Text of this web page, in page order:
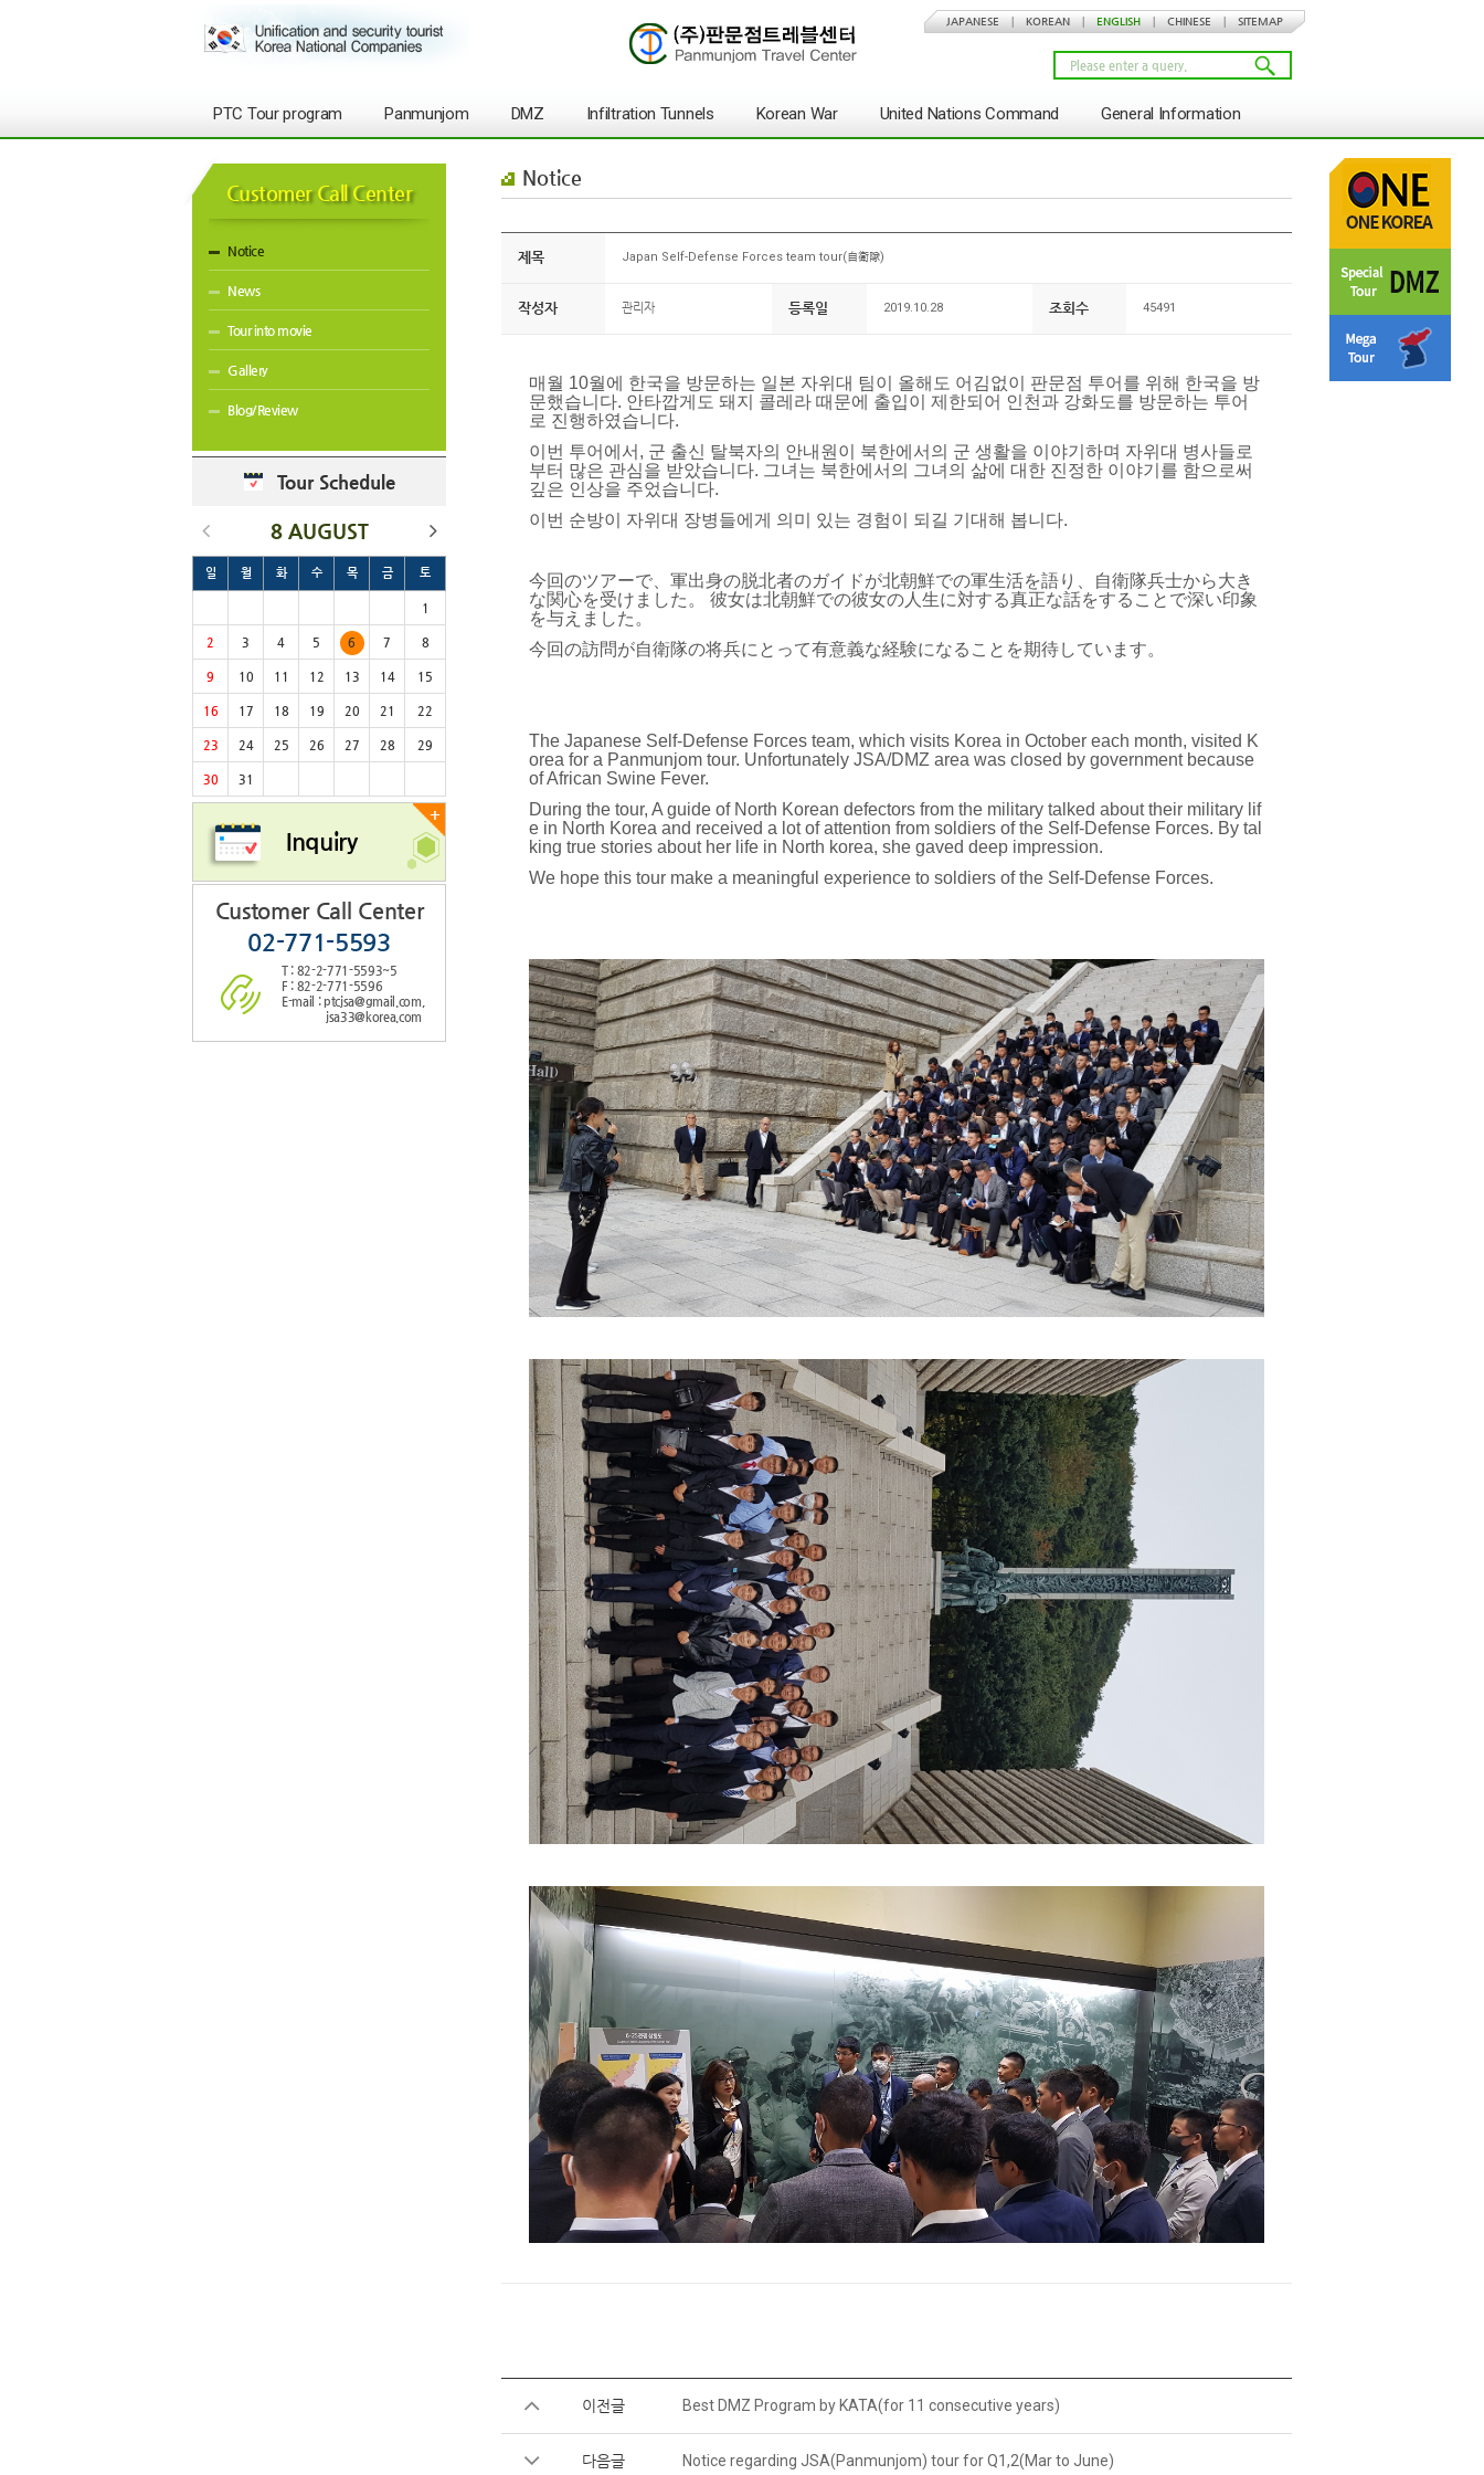
JAPANESE KOREAN ENGLISH CHINESE SITEMAP
PTC Tour program Panmunjom DMZ Infiltration Tunnels Korean War United Nations Command General Information
Customer Call Center
Notice
News
Tour into movie
Gallery
Blog/Review
Tour Schedule
8 AUGUST
일 월 화 수 목 금 토
1
2 3 4 5 6 7 8
9 10 11 12 13 14 15
16 17 18 19 20 21 22
23 24 25 26 27 28 29
30 31
+
Inquiry
Customer Call Center
02-771-5593
T : 82-2-771-5593~5
F : 82-2-771-5596
E-mail : ptcjsa@gmail.com,
jsa33@korea.com
Notice
제목 Japan Self-Defense Forces team tour(自衛隊)
작성자 관리자 등록일 2019.10.28 조회수 45491
매월 10월에 한국을 방문하는 일본 자위대 팀이 올해도 어김없이 판문점 투어를 위해 한국을 방
문했습니다. 안타깝게도 돼지 콜레라 때문에 출입이 제한되어 인천과 강화도를 방문하는 투어
로 진행하였습니다.
이번 투어에서, 군 출신 탈북자의 안내원이 북한에서의 군 생활을 이야기하며 자위대 병사들로
부터 많은 관심을 받았습니다. 그녀는 북한에서의 그녀의 삶에 대한 진정한 이야기를 함으로써
깊은 인상을 주었습니다.
이번 순방이 자위대 장병들에게 의미 있는 경험이 되길 기대해 봅니다.
今回のツアーで、軍出身の脱北者のガイドが北朝鮮での軍生活を語り、自衛隊兵士から大き
な関心を受けました。 彼女は北朝鮮での彼女の人生に対する真正な話をすることで深い印象
を与えました。
今回の訪問が自衛隊の将兵にとって有意義な経験になることを期待しています。
The Japanese Self-Defense Forces team, which visits Korea in October each month, visited K
orea for a Panmunjom tour. Unfortunately JSA/DMZ area was closed by government because
of African Swine Fever.
During the tour, A guide of North Korean defectors from the military talked about their military lif
e in North Korea and received a lot of attention from soldiers of the Self-Defense Forces. By tal
king true stories about her life in North korea, she gaved deep impression.
We hope this tour make a meaningful experience to soldiers of the Self-Defense Forces.
이전글 Best DMZ Program by KATA(for 11 consecutive years)
다음글 Notice regarding JSA(Panmunjom) tour for Q1,2(Mar to June)